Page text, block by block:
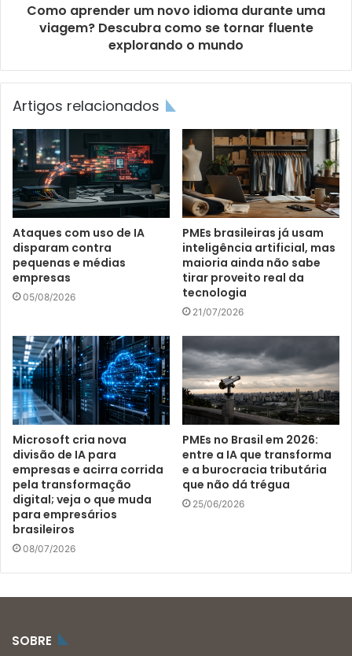
Como aprender um novo idioma durante uma
viagem? Descubra como se tornar fluente
explorando o mundo
Artigos relacionados
Ataques com uso de IA
disparam contra
pequenas e médias
empresas
05/08/2026
PMEs brasileiras já usam
inteligência artificial, mas
maioria ainda não sabe
tirar proveito real da
tecnologia
21/07/2026
Microsoft cria nova
divisão de IA para
empresas e acirra corrida
pela transformação
digital; veja o que muda
para empresários
brasileiros
08/07/2026
PMEs no Brasil em 2026:
entre a IA que transforma
e a burocracia tributária
que não dá trégua
25/06/2026
SOBRE